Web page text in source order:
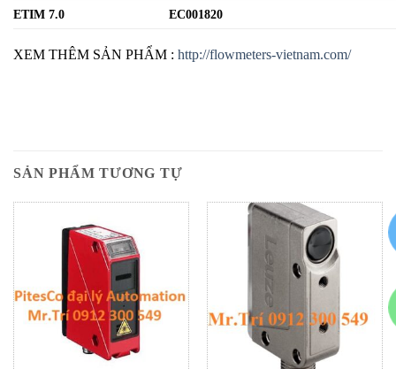
ETIM 7.0 EC001820
XEM THÊM SẢN PHẨM : http://flowmeters-vietnam.com/
SẢN PHẨM TƯƠNG TỰ